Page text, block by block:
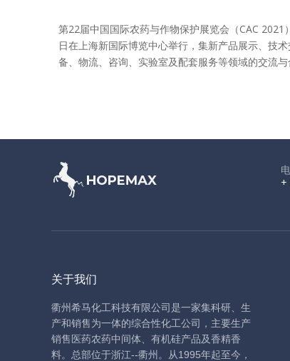
第22届中国国际农药与作物保护展览会（CAC
日在上海新国际博览中心举行，集新产品展示、技
备、物流、咨询、实验室及配套服务等领域的交流
+
关于我们
衢州希马化工科技有限公司是一家集科研、生
产和销售为一体的综合性化工公司，主要生产
销售医药农药中间体、有机硅产品及香精香
料。 总部位于浙江--衢州。从1995年起至今，